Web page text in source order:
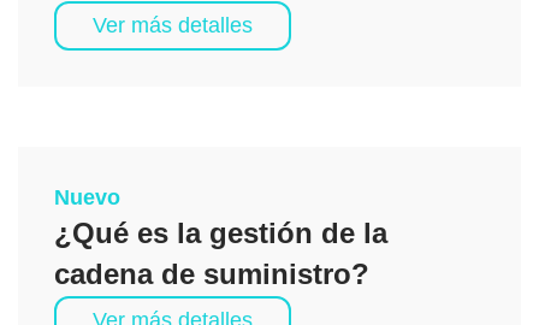
Ver más detalles
Nuevo
¿Qué es la gestión de la
cadena de suministro?
Ver más detalles